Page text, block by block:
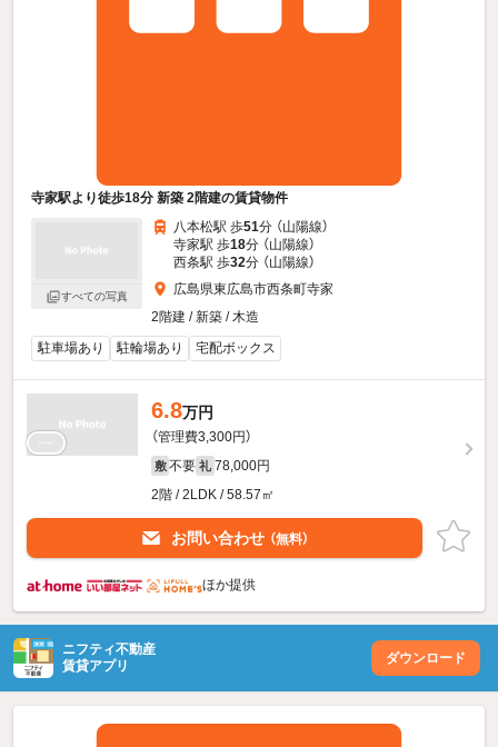
寺家駅より徒歩18分 新築 2階建の賃貸物件
すべての写真
八本松駅 歩51分 （山陽線）
寺家駅 歩18分 （山陽線）
西条駅 歩32分 （山陽線）
広島県東広島市西条町寺家
2階建 / 新築 / 木造
駐車場あり
駐輪場あり 宅配ボックス
6.8万円
（管理費3,300円）
敷 不要 礼 78,000円
2階 / 2LDK / 58.57㎡
お問い合わせ （無料）
ほか提供
ニフティ不動産
賃貸アプリ
ダウンロード